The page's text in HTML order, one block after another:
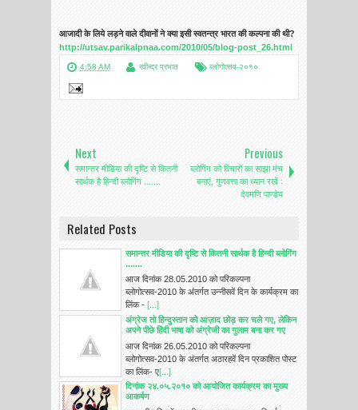
आजादी के लिये लड़ने वाले दीवानों ने क्या इसी स्वतन्त्र भारत की कल्पना की थी?
http://utsav.parikalpnaa.com/2010/05/blog-post_26.html
4:58 AM रवीन्द्र प्रभात ब्लोगोत्सव-२०१०
Next
समान्तर मीडिया की दृष्टि से कितनी
सार्थक है हिन्दी ब्लोगिंग .......
Previous
ब्लोगिंग को विचारों का साझा मंच
बनाएं, गुणवत्ता का ध्यान रखें :
देवमणि पाण्डेय
Related Posts
समान्तर मीडिया की दृष्टि से कितनी सार्थक है हिन्दी ब्लोगिंग
.......
आज दिनांक 28.05.2010 को परिकल्पना
ब्लोगोत्सव-2010 के अंतर्गत उन्नीसवें दिन के कार्यक्रम का
लिंक - [...]
अंग्रेज तो हिन्दुस्तान को आज़ाद छोड़ कर चले गए, लेकिन
अपने पीछे हिंदी भाषा को अंग्रेजी का गुलाम बना कर गए
आज दिनांक 26.05.2010 को परिकल्पना
ब्लोगोत्सव-2010 के अंतर्गत अठारहवें दिन प्रकाशित पोस्ट
का लिंक- ए[...]
दिनांक २४.०५.२०१० को आयोजित कार्यक्रम का मुख्य
आकर्षण